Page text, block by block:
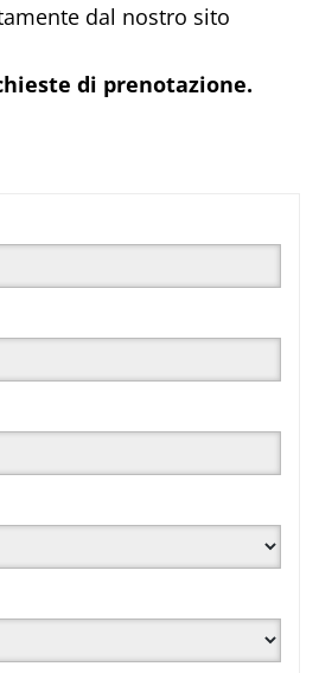
dal nostro sito
di prenotazione.